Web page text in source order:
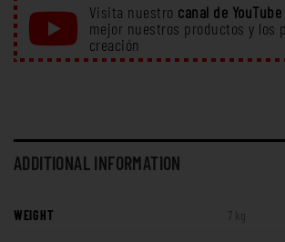
Visita nuestro canal de YouTube
mejor nuestros productos y los
creación
ADDITIONAL INFORMATION
WEIGHT 7 kg